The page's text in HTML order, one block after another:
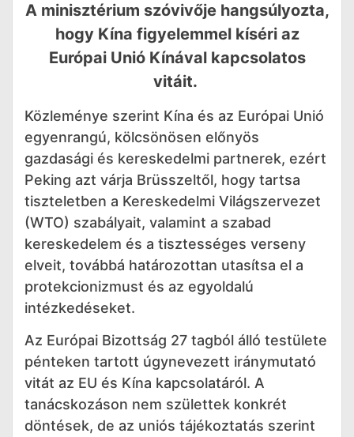
A minisztérium szóvivője hangsúlyozta,
hogy Kína figyelemmel kíséri az
Európai Unió Kínával kapcsolatos
vitáit.
Közleménye szerint Kína és az Európai Unió
egyenrangú, kölcsönösen előnyös
gazdasági és kereskedelmi partnerek, ezért
Peking azt várja Brüsszeltől, hogy tartsa
tiszteletben a Kereskedelmi Világszervezet
(WTO) szabályait, valamint a szabad
kereskedelem és a tisztességes verseny
elveit, továbbá határozottan utasítsa el a
protekcionizmust és az egyoldalú
intézkedéseket.
Az Európai Bizottság 27 tagból álló testülete
pénteken tartott úgynevezett iránymutató
vitát az EU és Kína kapcsolatáról. A
tanácskozáson nem születtek konkrét
döntések, de az uniós tájékoztatás szerint